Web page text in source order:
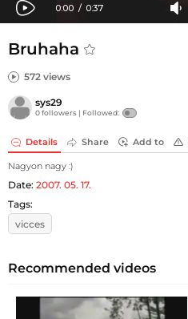
Bruhaha
572 views
sys29
0 followers | Followed:
Details Share Add to
Nagyon nagy :)
Date: 2007. 05. 17.
Tags:
vicces
Recommended videos